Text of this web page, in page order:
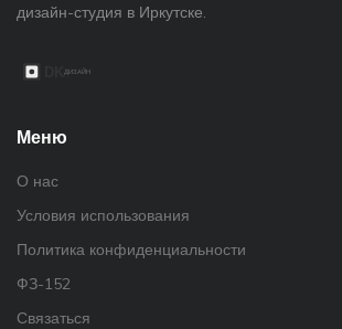
дизайн-студия в Иркутске.
Меню
О нас
Условия использования
Политика конфиденциальности
ФЗ-152
Связаться